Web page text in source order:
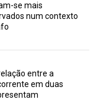
se mais
num contexto
entre a
em duas